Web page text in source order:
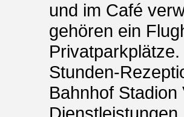
und im Café
gehören ein
Stunden-
Bahnhof